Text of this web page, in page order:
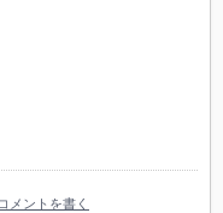
コメントを書く